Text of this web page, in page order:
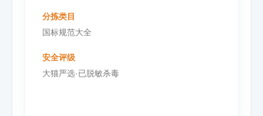
分拣类目
国标规范大全
安全评级
大猫严选·已脱敏杀毒